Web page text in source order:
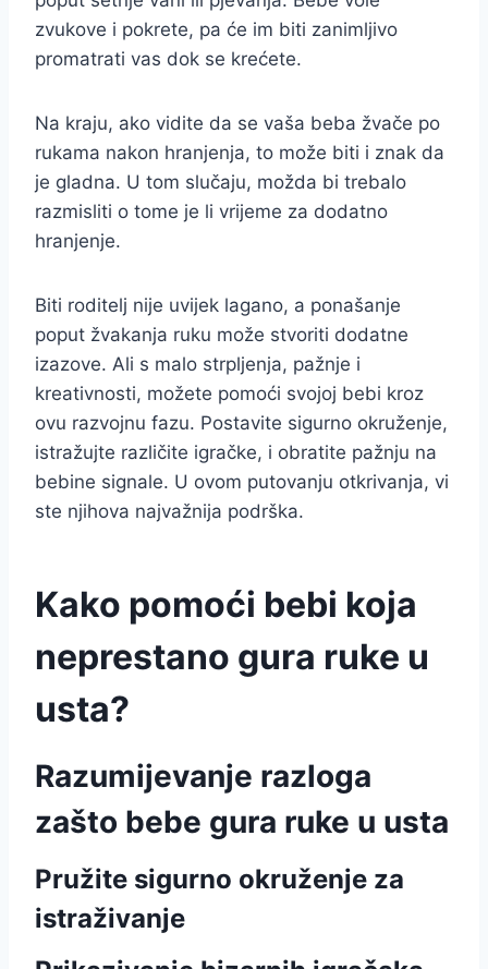
zvukove i pokrete, pa će im biti zanimljivo
promatrati vas dok se krećete.
Na kraju, ako vidite da se vaša beba žvače po
rukama nakon hranjenja, to može biti i znak da
je gladna. U tom slučaju, možda bi trebalo
razmisliti o tome je li vrijeme za dodatno
hranjenje.
Biti roditelj nije uvijek lagano, a ponašanje
poput žvakanja ruku može stvoriti dodatne
izazove. Ali s malo strpljenja, pažnje i
kreativnosti, možete pomoći svojoj bebi kroz
ovu razvojnu fazu. Postavite sigurno okruženje,
istražujte različite igračke, i obratite pažnju na
bebine signale. U ovom putovanju otkrivanja, vi
ste njihova najvažnija podrška.
Kako pomoći bebi koja
neprestano gura ruke u
usta?
Razumijevanje razloga
zašto bebe gura ruke u usta
Pružite sigurno okruženje za
istraživanje